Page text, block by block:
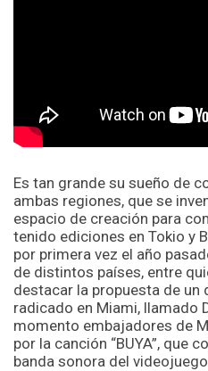
Es tan grande su sueño de
ambas regiones, que se
espacio de creación para
tenido ediciones en Tokio y
por primera vez el año
de distintos países, entre
destacar la propuesta de un
radicado en Miami, llamado
momento embajadores de
por la canción “BUYA”, que
banda sonora del